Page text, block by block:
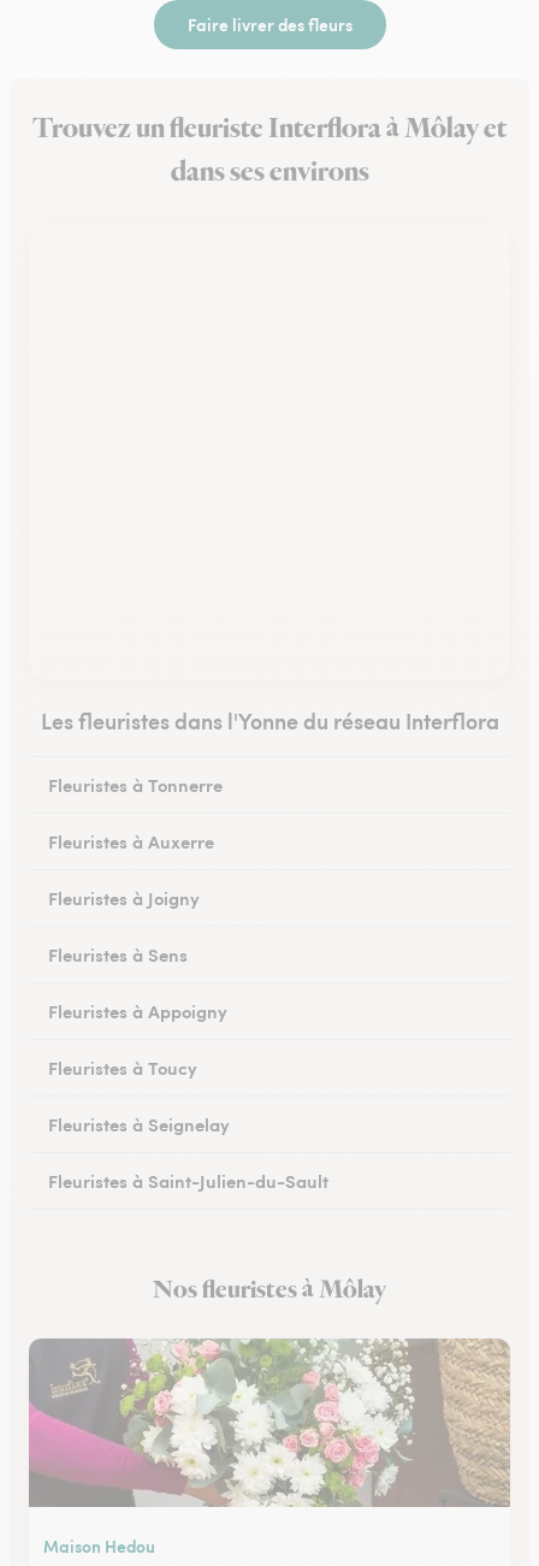
Faire livrer des fleurs
Trouvez un fleuriste Interflora à Môlay et
dans ses environs
Les fleuristes dans l'Yonne du réseau Interflora
Fleuristes à Tonnerre
Fleuristes à Auxerre
Fleuristes à Joigny
Fleuristes à Sens
Fleuristes à Appoigny
Fleuristes à Toucy
Fleuristes à Seignelay
Fleuristes à Saint-Julien-du-Sault
Fleuristes à MonéteauNos fleuristes à Môlay
Maison Hedou